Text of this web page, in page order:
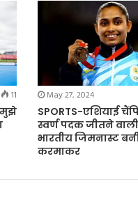
11
मुझे
May 27, 2024
SPORTS-एशियाई
स्वर्ण पदक जीतने
भारतीय जिमनास्ट
करमाकर